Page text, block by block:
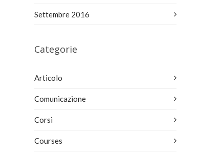
Settembre 2016
Categorie
Articolo
Comunicazione
Corsi
Courses